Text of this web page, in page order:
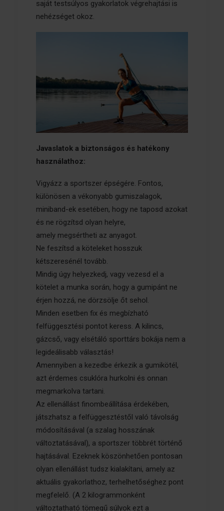
saját testsúlyos gyakorlatok végrehajtási is
nehézséget okoz.
Javaslatok a biztonságos és hatékony
használathoz:
Vigyázz a sportszer épségére. Fontos,
különösen a vékonyabb gumiszalagok,
miniband-ek esetében, hogy ne taposd azokat
és ne rögzítsd olyan helyre,
amely megsértheti az anyagot.
Ne feszítsd a köteleket hosszuk
kétszeresénél tovább.
Mindig úgy helyezkedj, vagy vezesd el a
kötelet a munka során, hogy a gumipánt ne
érjen hozzá, ne dörzsölje őt sehol.
Minden esetben fix és megbízható
felfüggesztési pontot keress. A kilincs,
gázcső, vagy elsétáló sporttárs bokája nem a
legideálisabb választás!
Amennyiben a kezedbe érkezik a gumikötél,
azt érdemes csuklóra hurkolni és onnan
megmarkolva tartani.
Az ellenállást finombeállítása érdekében,
játszhatsz a felfüggesztéstől való távolság
módosításával (a szalag hosszának
változtatásával), a sportszer többrét történő
hajtásával. Ezeknek köszönhetően pontosan
olyan ellenállást tudsz kialakítani, amely az
aktuális gyakorlathoz, terhelhetőséghez pont
megfelelő. (A 2 kilogrammonként
változtatható tömegű súlyok ezt a